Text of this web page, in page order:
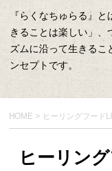
『らくなちゅらる』
きることは楽しい」、
ズムに沿って生きるこ
ンセプトです。
HOME > ヒーリングフード
ヒーリン